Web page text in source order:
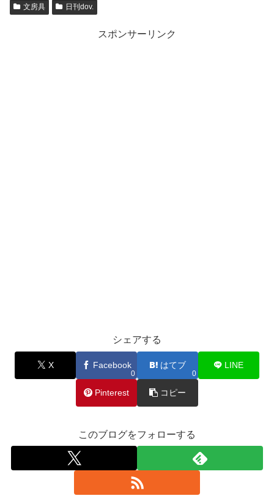
文房具 日刊dov.
スポンサーリンク
シェアする
X Facebook
0
はてブ
0
LINE
Pinterest コピー
このブログをフォローする